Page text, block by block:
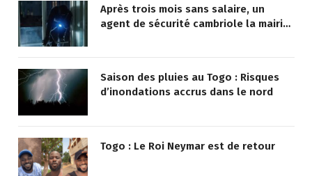
Après trois mois sans salaire, un
agent de sécurité cambriole la mairie
Saison des pluies au Togo : Risques
d’inondations accrus dans le nord
Togo : Le Roi Neymar est de retour